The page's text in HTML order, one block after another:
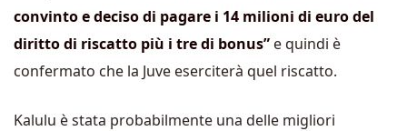
convinto e deciso di pagare i 14 milioni di euro del
diritto di riscatto più i tre di bonus” e quindi è
confermato che la Juve eserciterà quel riscatto.
Kalulu è stata probabilmente una delle migliori